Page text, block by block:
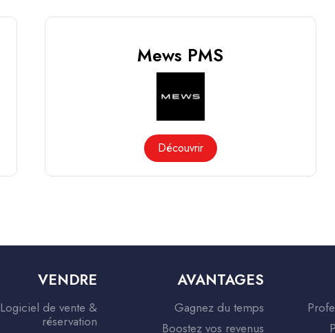
Mews PMS
Découvrir
VENDRE
Logiciel de vente &
réservation
AVANTAGES
Gagnez du temps
Boostez vos revenus